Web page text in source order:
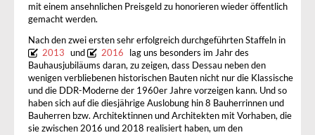
mit einem ansehnlichen Preisgeld zu honorieren wieder öffentlich
gemacht werden.
Nach den zwei ersten sehr erfolgreich durchgeführten Staffeln in
2013 und 2016
lag uns besonders im Jahr des
Bauhausjubiläums daran, zu zeigen, dass Dessau neben den
wenigen verbliebenen historischen Bauten nicht nur die Klassische
und die DDR-Moderne der 1960er Jahre vorzeigen kann. Und so
haben sich auf die diesjährige Auslobung hin 8 Bauherrinnen und
Bauherren bzw. Architektinnen und Architekten mit Vorhaben, die
sie zwischen 2016 und 2018 realisiert haben, um den